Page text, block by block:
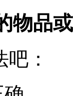
物品
：